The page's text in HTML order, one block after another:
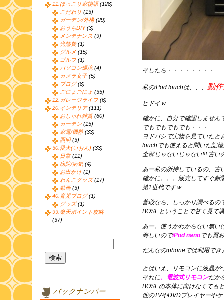
そしたら・・・・・・・・
私のiPod touchは、、、 動
ヒドイｗ
確かに、自分で確認しません
でもでもでもでも・・・
ヨドバシで実物を見ていたと
touchでも使えると聞いた記
全部じゃないじゃない!!! 古い
あー私の所持しているの、古
確かに。。。販売してすぐ新
第1世代ですｗ
普段なら、しっかり調べるの
BOSEということで甘く見て
あー。使うかわからない無い
悔しいのでiPod nanoでも買
だんなのiphoneでは利用でき
とはいえ、リモコンに液晶が
それに、電波式リモコンだか
BOSEの本体に向けなくても
他のTVやDVDプレイヤーや
11.ほっこり家物語(128)
こだわり (13)
ガーデン/外構(29)
おうちDIY(3)
メンテナンス (9)
光熱費(1)
グルメ (15)
ゴルフ (1)
パソコン環境(4)
カメラ女子 (5)
ブログ(8)
ごにょごにょ (35)
12.ガレージライフ (6)
20.インテリア(111)
おしゃれ雑貨(60)
カーテン (15)
家電/機器 (33)
照明(3)
30.愛犬(いおん) (33)
日常 (11)
病院/病気 (4)
お出かけ (1)
わんこグッズ(17)
動画(3)
40.育児ブログ(1)
グッズ(1)
99.楽天ポイント攻略
(37)
バックナンバー